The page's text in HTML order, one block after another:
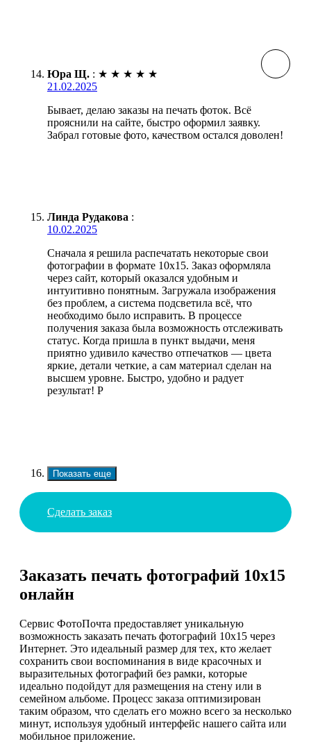
Юра Щ. : ★ ★ ★ ★ ★
21.02.2025
Бывает, делаю заказы на печать фоток. Всё
прояснили на сайте, быстро оформил заявку.
Забрал готовые фото, качеством остался доволен!
Линда Рудакова :
10.02.2025
Сначала я решила распечатать некоторые свои
фотографии в формате 10х15. Заказ оформляла
через сайт, который оказался удобным и
интуитивно понятным. Загружала изображения
без проблем, а система подсветила всё, что
необходимо было исправить. В процессе
получения заказа была возможность отслеживать
статус. Когда пришла в пункт выдачи, меня
приятно удивило качество отпечатков — цвета
яркие, детали четкие, а сам материал сделан на
высшем уровне. Быстро, удобно и радует
результат! Р
Показать еще
Сделать заказ
Заказать печать фотографий 10х15
онлайн
Сервис ФотоПочта предоставляет уникальную
возможность заказать печать фотографий 10х15 через
Интернет. Это идеальный размер для тех, кто желает
сохранить свои воспоминания в виде красочных и
выразительных фотографий без рамки, которые
идеально подойдут для размещения на стену или в
семейном альбоме. Процесс заказа оптимизирован
таким образом, что сделать его можно всего за несколько
минут, используя удобный интерфейс нашего сайта или
мобильное приложение.